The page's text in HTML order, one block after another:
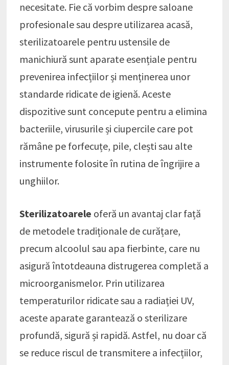
necesitate. Fie că vorbim despre saloane
profesionale sau despre utilizarea acasă,
sterilizatoarele pentru ustensile de
manichiură sunt aparate esențiale pentru
prevenirea infecțiilor și menținerea unor
standarde ridicate de igienă. Aceste
dispozitive sunt concepute pentru a elimina
bacteriile, virusurile și ciupercile care pot
rămâne pe forfecuțe, pile, clești sau alte
instrumente folosite în rutina de îngrijire a
unghiilor.
Sterilizatoarele oferă un avantaj clar față
de metodele tradiționale de curățare,
precum alcoolul sau apa fierbinte, care nu
asigură întotdeauna distrugerea completă a
microorganismelor. Prin utilizarea
temperaturilor ridicate sau a radiației UV,
aceste aparate garantează o sterilizare
profundă, sigură și rapidă. Astfel, nu doar că
se reduce riscul de transmitere a infecțiilor,